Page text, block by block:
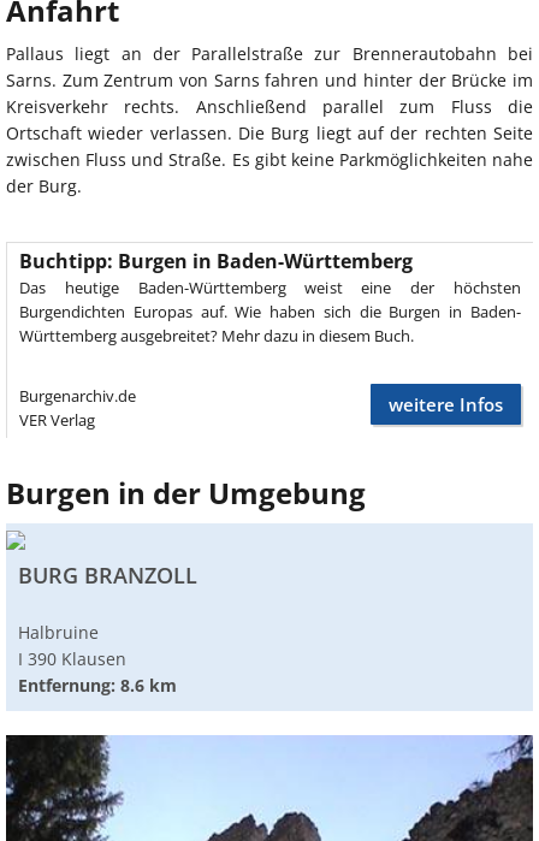
Anfahrt
Pallaus liegt an der Parallelstraße zur Brennerautobahn bei
Sarns. Zum Zentrum von Sarns fahren und hinter der Brücke im
Kreisverkehr rechts. Anschließend parallel zum Fluss die
Ortschaft wieder verlassen. Die Burg liegt auf der rechten Seite
zwischen Fluss und Straße. Es gibt keine Parkmöglichkeiten nahe
der Burg.
Buchtipp: Burgen in Baden-Württemberg
Das heutige Baden-Württemberg weist eine der höchsten
Burgendichten Europas auf. Wie haben sich die Burgen in Baden-
Württemberg ausgebreitet? Mehr dazu in diesem Buch.
Burgenarchiv.de
VER Verlag
weitere Infos
Burgen in der Umgebung
BURG BRANZOLL
Halbruine
I 390 Klausen
Entfernung: 8.6 km